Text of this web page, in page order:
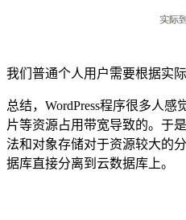
我们普通个人用户需要根据实
总结，WordPress程序很多人
片等资源占用带宽导致的。于
法和对象存储对于资源较大的
据库直接分离到云数据库上。